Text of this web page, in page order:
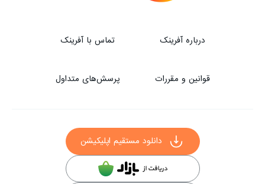
درباره آفرینک تماس با آفرینک
قوانین و مقررات پرسش‌های متداول
دانلود مستقیم اپلیکیشن